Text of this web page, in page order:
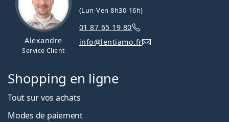
Alexandre
Service Client
(Lun-Ven 8h30-16h)
01 87 65 19 80
info@lentiamo.fr
Shopping en ligne
Tout sur vos achats
Modes de paiement